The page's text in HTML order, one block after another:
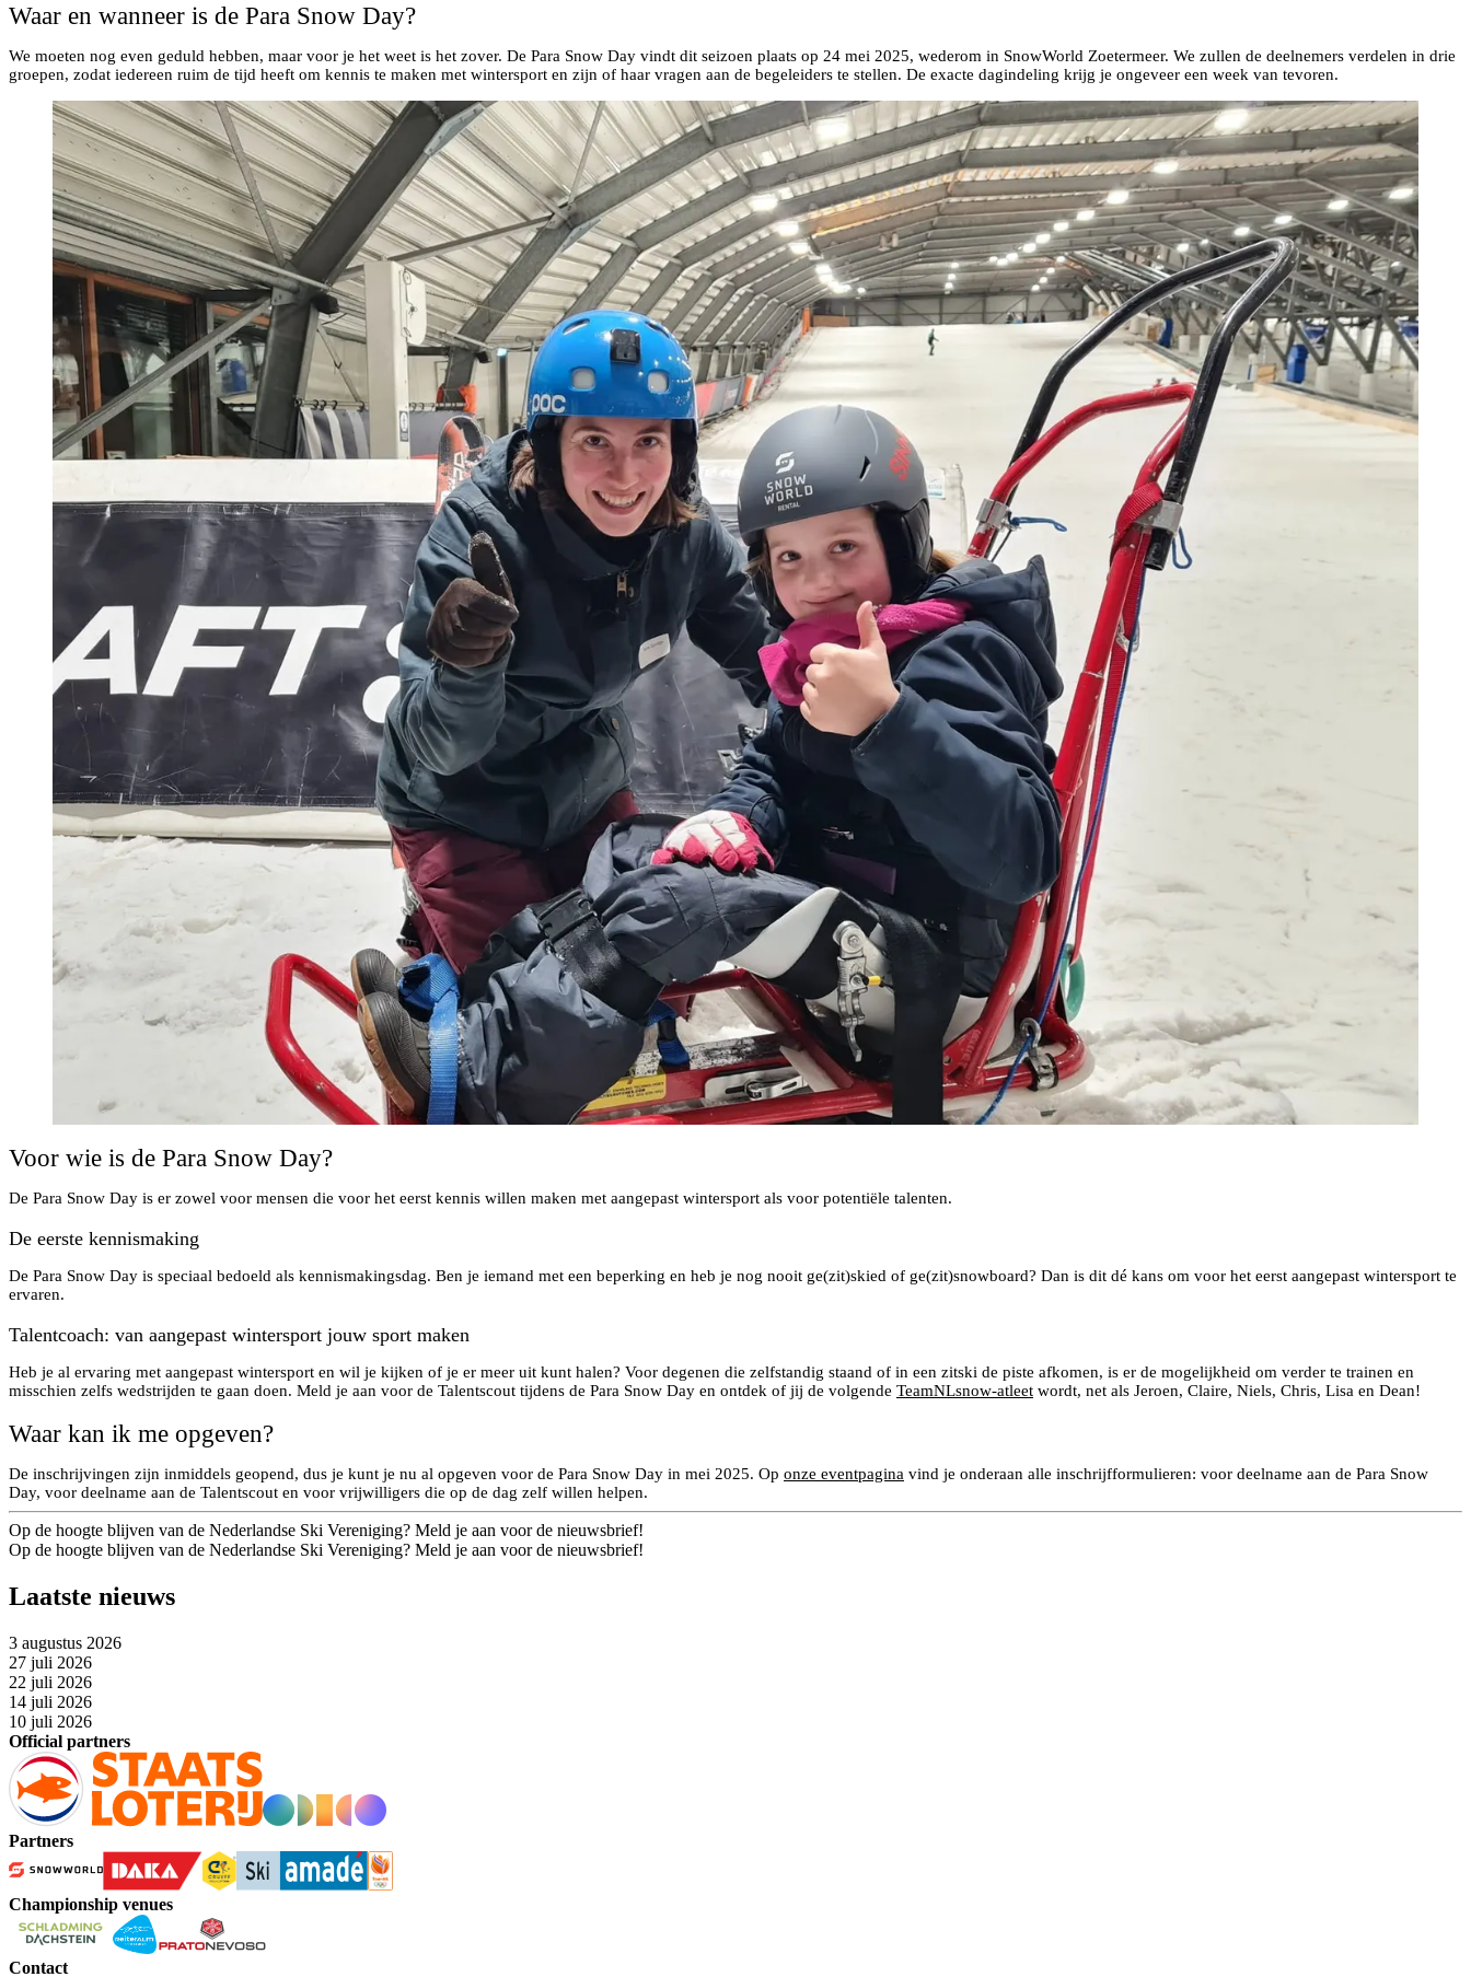
Waar en wanneer is de Para Snow Day?
We moeten nog even geduld hebben, maar voor je het weet is het zover. De Para Snow Day vindt dit seizoen plaats op 24 mei 2025, wederom in SnowWorld Zoetermeer. We zullen de deelnemers verdelen in drie
groepen, zodat iedereen ruim de tijd heeft om kennis te maken met wintersport en zijn of haar vragen aan de begeleiders te stellen. De exacte dagindeling krijg je ongeveer een week van tevoren.
Voor wie is de Para Snow Day?
De Para Snow Day is er zowel voor mensen die voor het eerst kennis willen maken met aangepast wintersport als voor potentiële talenten.
De eerste kennismaking
De Para Snow Day is speciaal bedoeld als kennismakingsdag. Ben je iemand met een beperking en heb je nog nooit ge(zit)skied of ge(zit)snowboard? Dan is dit dé kans om voor het eerst aangepast wintersport te
ervaren.
Talentcoach: van aangepast wintersport jouw sport maken
Heb je al ervaring met aangepast wintersport en wil je kijken of je er meer uit kunt halen? Voor degenen die zelfstandig staand of in een zitski de piste afkomen, is er de mogelijkheid om verder te trainen en
misschien zelfs wedstrijden te gaan doen. Meld je aan voor de Talentscout tijdens de Para Snow Day en ontdek of jij de volgende TeamNLsnow-atleet wordt, net als Jeroen, Claire, Niels, Chris, Lisa en Dean!
Waar kan ik me opgeven?
De inschrijvingen zijn inmiddels geopend, dus je kunt je nu al opgeven voor de Para Snow Day in mei 2025. Op onze eventpagina vind je onderaan alle inschrijfformulieren: voor deelname aan de Para Snow
Day, voor deelname aan de Talentscout en voor vrijwilligers die op de dag zelf willen helpen.
Op de hoogte blijven van de Nederlandse Ski Vereniging? Meld je aan voor de nieuwsbrief!
Op de hoogte blijven van de Nederlandse Ski Vereniging? Meld je aan voor de nieuwsbrief!
Laatste nieuws
3 augustus 2026
27 juli 2026
22 juli 2026
14 juli 2026
10 juli 2026
Official partners
Partners
Championship venues
Contact